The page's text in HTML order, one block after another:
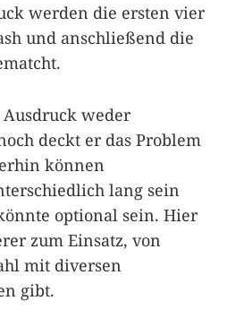
werden die ersten vier
und anschließend die
weder
deckt er das Problem
können
lang sein
optional sein. Hier
zum Einsatz, von
mit diversen
gibt.